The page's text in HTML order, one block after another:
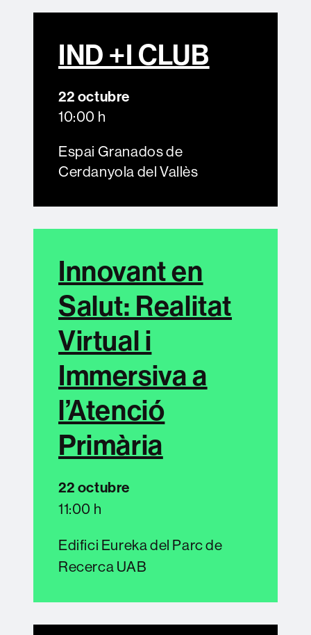
IND +I CLUB
22 octubre
10:00 h
Espai Granados de
Cerdanyola del Vallès​
Innovant en
Salut: Realitat
Virtual i
Immersiva a
l’Atenció
Primària
22 octubre
11:00 h
Edifici Eureka del Parc de
Recerca UAB